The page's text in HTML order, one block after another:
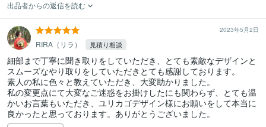
出品者からの返信を読む
2023年5月2日
RIRA（リラ） 見積り相談
細部まで丁寧に聞き取りをしていただき、とても素敵なデザインと
スムーズなやり取りをしていただきとても感謝しております。
素人の私に色々と教えていただき、大変助かりました。
私の変更点にて大変なご迷惑をお掛けしたにも関わらず、とても温
かいお言葉もいただき、ユリカゴデザイン様にお願いをして本当に
良かったと思っております。ありがとうございました。